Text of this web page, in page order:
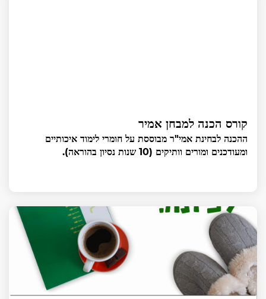
קורס הכנה למבחן אמיר
ההכנה לבחינת אמי"ר מבוססת על חומרי לימוד איכותיים
ומעודכנים ומורים וותיקים (10 שנות נסיון בהוראה).